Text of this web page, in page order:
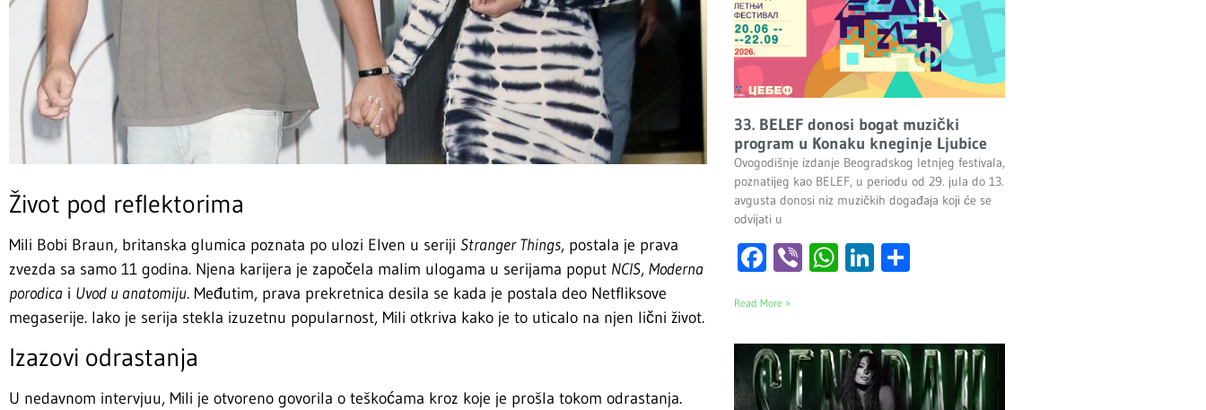
Život pod reflektorima
Mili Bobi Braun, britanska glumica poznata po ulozi Elven u seriji Stranger Things, postala je prava
zvezda sa samo 11 godina. Njena karijera je započela malim ulogama u serijama poput NCIS, Moderna
porodica i Uvod u anatomiju. Međutim, prava prekretnica desila se kada je postala deo Netfliksove
megaserije. Iako je serija stekla izuzetnu popularnost, Mili otkriva kako je to uticalo na njen lični život.
Izazovi odrastanja
U nedavnom intervjuu, Mili je otvoreno govorila o teškoćama kroz koje je prošla tokom odrastanja.
33. BELEF donosi bogat muzički
program u Konaku kneginje Ljubice
Ovogodišnje izdanje Beogradskog letnjeg festivala,
poznatijeg kao BELEF, u periodu od 29. jula do 13.
avgusta donosi niz muzičkih događaja koji će se
odvijati u
Facebook
ViberWhatsApp
LinkedIn
Read More »